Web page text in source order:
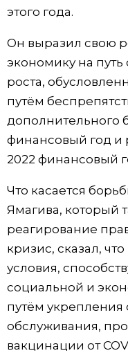
Общество
Культура
Жизнь
Технологии
От редакции
Еда и напитки
этого года.
Он выразил свою
экономику на
роста,
путём
дополнительного
финансовый год и
2022 финансовый
Что касается
Ямагива, который
реагирование
кризис, сказал,
условия,
социальной и
путём
обслуживания,
вакцинации от